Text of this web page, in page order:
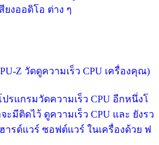
ยงออดิโอ ต่าง ๆ
Z วัดดูความเร็ว CPU เครื่องคุณ)
รแกรมวัดความเร็ว CPU อีกหนึ่งโ
มีติดไว้ ดูความเร็ว CPU และ ยังรว
ารด์แวร์ ซอฟต์แวร์ ในเครื่องด้วย ฟ